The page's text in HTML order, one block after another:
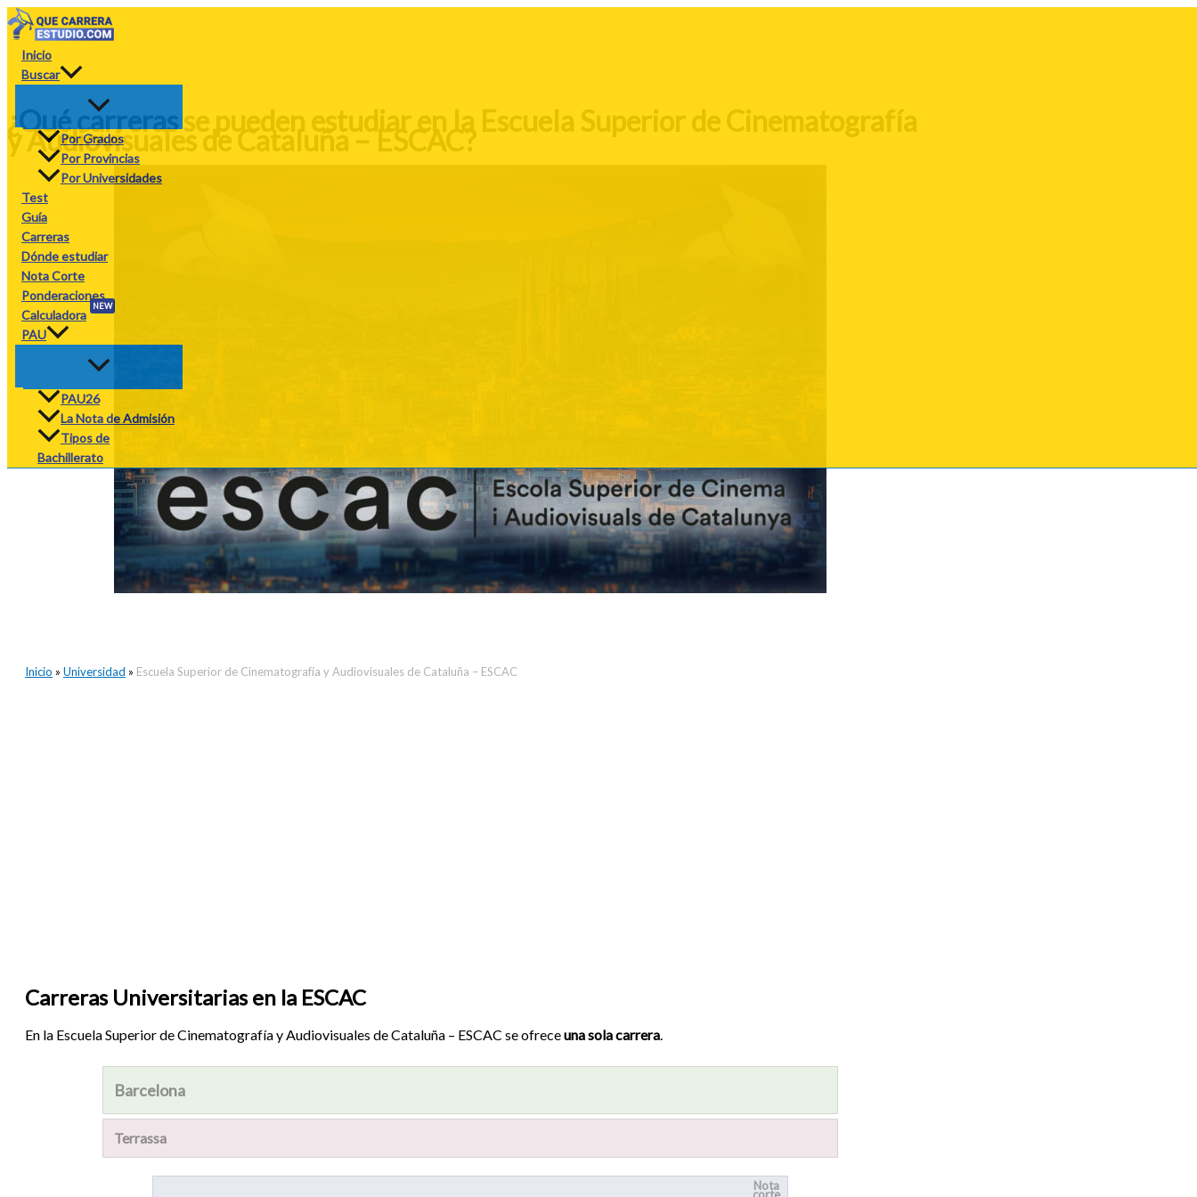
Ir
al
contenido
Inicio
Buscar
Por Grados
Por Provincias
Por Universidades
Test
Guía
Carreras
Dónde estudiar
Nota Corte
Ponderaciones
Calculadora
NEW
PAU
PAU26
La Nota de Admisión
Tipos de
Bachillerato
¿Qué carreras se pueden estudiar en la Escuela Superior de Cinematografía
y Audiovisuales de Cataluña – ESCAC?
Inicio » Universidad » Escuela Superior de Cinematografía y Audiovisuales de Cataluña – ESCAC
Carreras Universitarias en la ESCAC
En la Escuela Superior de Cinematografía y Audiovisuales de Cataluña – ESCAC se ofreceuna sola carrera
Barcelona
Terrassa
Nota
corte